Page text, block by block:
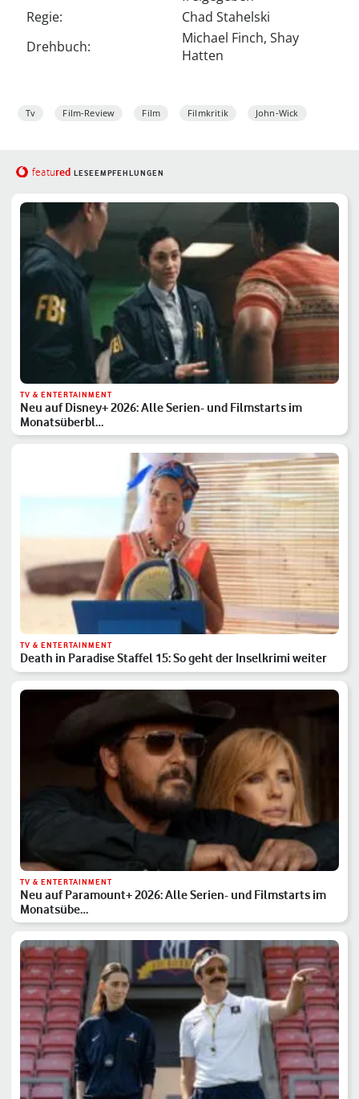
Regie:
Chad Stahelski
Drehbuch:
Michael Finch, Shay
Hatten
Tv Film-Review Film Filmkritik John-Wick
featured LESEEMPFEHLUNGEN
TV & ENTERTAINMENT
Neu auf Disney+ 2026: Alle Serien- und Filmstarts im
Monatsüberbl…
TV & ENTERTAINMENT
Death in Paradise Staffel 15: So geht der Inselkrimi weiter
TV & ENTERTAINMENT
Neu auf Paramount+ 2026: Alle Serien- und Filmstarts im
Monatsübe…